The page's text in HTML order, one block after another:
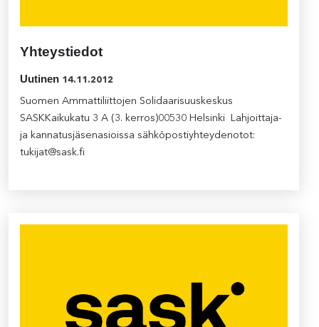
Yhteystiedot
Uutinen 14.11.2012
Suomen Ammattiliittojen Solidaarisuuskeskus
SASKKaikukatu 3 A (3. kerros)00530 Helsinki Lahjoittaja-
ja kannatusjäsenasioissa sähköpostiyhteydenotot:
tukijat@sask.fi